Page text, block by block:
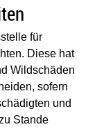
für
Diese hat
Wildschäden
sofern
und
Stande